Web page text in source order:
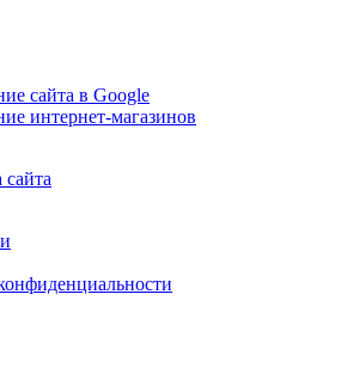
сайта в Google
интернет-магазинов